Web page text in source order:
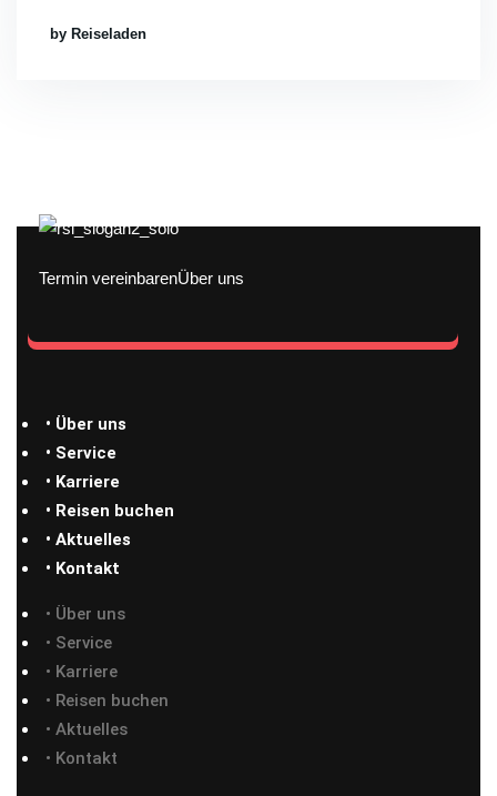
by Reiseladen
Termin vereinbarenÜber uns
• Über uns
• Service
• Karriere
• Reisen buchen
• Aktuelles
• Kontakt
• Über uns
• Service
• Karriere
• Reisen buchen
• Aktuelles
• Kontakt